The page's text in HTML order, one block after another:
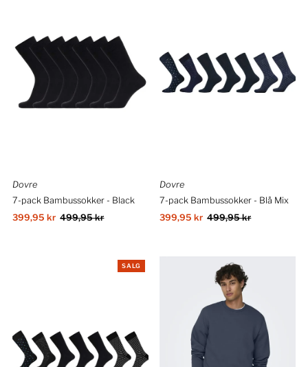
Dovre
7-pack Bambussokker - Black
Salgspris
399,95 kr Ordinær
499,95 kr
Dovre
7-pack Bambussokker - Blå Mix
Salgspris
399,95 kr Ordinær
499,95 kr
SALG